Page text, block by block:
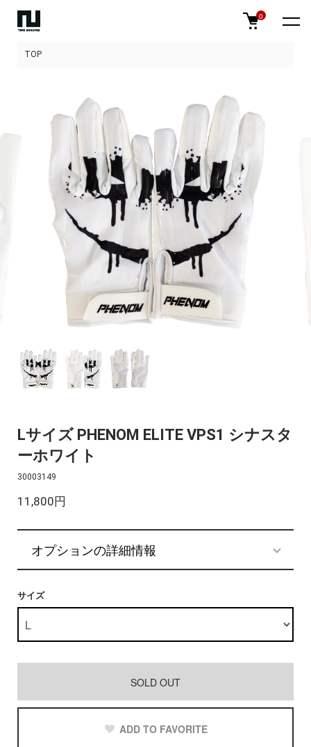
0
TOP
Lサイズ PHENOM ELITE VPS1 シナスタ
ーホワイト
30003149
11,800円
オプションの詳細情報
サイズ
SOLD OUT
ADD TO FAVORITE